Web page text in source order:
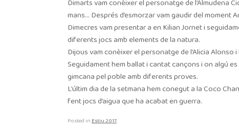
Dimarts vam conèixer el personatge de l’Almudena
mans… Després d’esmorzar vam gaudir del moment
Dimecres vam presentar a enKilianJornet i
diferents jocs amb elements de la natura.
Dijous vam conèixer el personatge de l’AliciaAlonso
Seguidament hem ballat i cantat cançons i on algú
gimcana pel poble amb diferents proves.
L’últim dia de la setmana hem conegut a la Coco
fent jocs d’aigua que ha acabat en guerra.
Posted inEstiu 2017.